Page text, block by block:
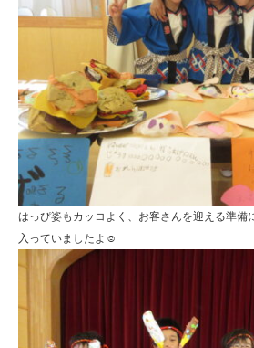
はっぴ姿もカッコよく、お客さんを迎える準備
入っていましたよ☺